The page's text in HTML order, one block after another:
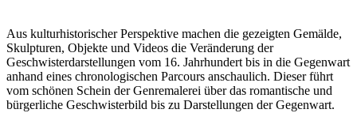
Aus kulturhistorischer Perspektive machen die gezeigten Gemälde,
Skulpturen, Objekte und Videos die Veränderung der
Geschwisterdarstellungen vom 16. Jahrhundert bis in die Gegenwart
anhand eines chronologischen Parcours anschaulich. Dieser führt
vom schönen Schein der Genremalerei über das romantische und
bürgerliche Geschwisterbild bis zu Darstellungen der Gegenwart.